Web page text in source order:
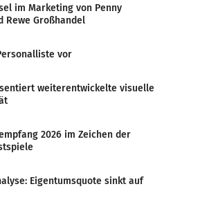
im Marketing von Penny
Rewe Großhandel
vor
weiterentwickelte visuelle
2026 im Zeichen der
Eigentumsquote sinkt auf